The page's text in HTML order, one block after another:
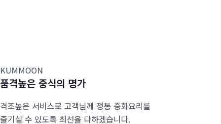
KUMMOON
품격높은 중식의 명가
격조높은 서비스로 고객님께 정통 중화요리를
즐기실 수 있도록 최선을 다하겠습니다.